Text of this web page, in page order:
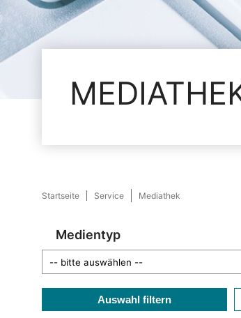
Startseite Service Mediathek
Medientyp
Auswahl filtern